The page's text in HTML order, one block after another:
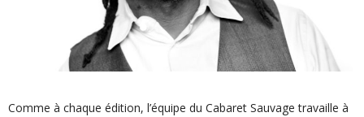
Comme à chaque édition, l’équipe du Cabaret Sauvage travaille à